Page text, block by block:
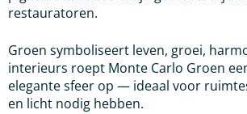
restauratoren.
Groen symboliseert leven, groei,
interieurs roept Monte Carlo Groen
elegante sfeer op — ideaal voor
en licht nodig hebben.